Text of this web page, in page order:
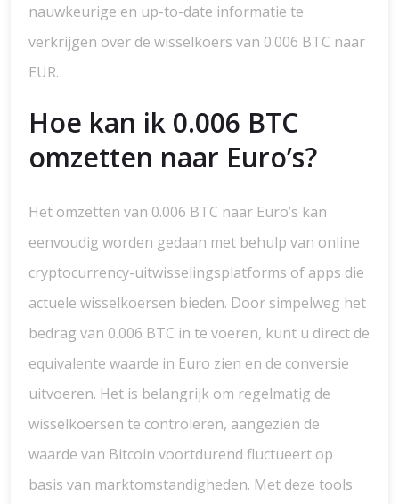
nauwkeurige en up-to-date informatie te
verkrijgen over de wisselkoers van 0.006 BTC naar
EUR.
Hoe kan ik 0.006 BTC
omzetten naar Euro’s?
Het omzetten van 0.006 BTC naar Euro’s kan
eenvoudig worden gedaan met behulp van online
cryptocurrency-uitwisselingsplatforms of apps die
actuele wisselkoersen bieden. Door simpelweg het
bedrag van 0.006 BTC in te voeren, kunt u direct de
equivalente waarde in Euro zien en de conversie
uitvoeren. Het is belangrijk om regelmatig de
wisselkoersen te controleren, aangezien de
waarde van Bitcoin voortdurend fluctueert op
basis van marktomstandigheden. Met deze tools